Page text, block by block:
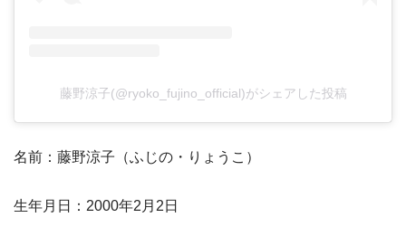
藤野涼子(@ryoko_fujino_official)がシェアした投稿
名前：藤野涼子（ふじの・りょうこ）
生年月日：2000年2月2日